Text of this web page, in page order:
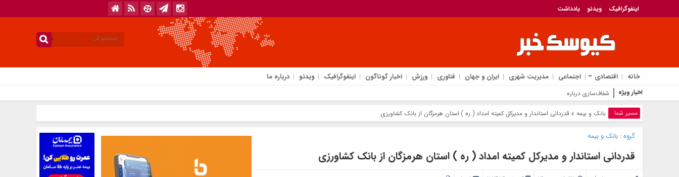
اینفوگرافیک ویدئو یادداشت
خانه اقتصادی اجتماعی مدیریت شهری ایران و جهان فناوری ورزش اخبار گوناگون اینفوگرافیک ویدئو درباره ما
اخبار ویژه شفاف‌سازی درباره نحوه محاسبه اینترنت داخلی و
مسیر شما بانک‌ و بیمه » قدردانی استاندار و مدیرکل کمیته امداد ( ره ) استان هرمزگان از بانک کشاورزی
گروه :بانک‌ و بیمه
قدردانی استاندار و مدیرکل کمیته امداد ( ره ) استان هرمزگان از بانک کشاورزی